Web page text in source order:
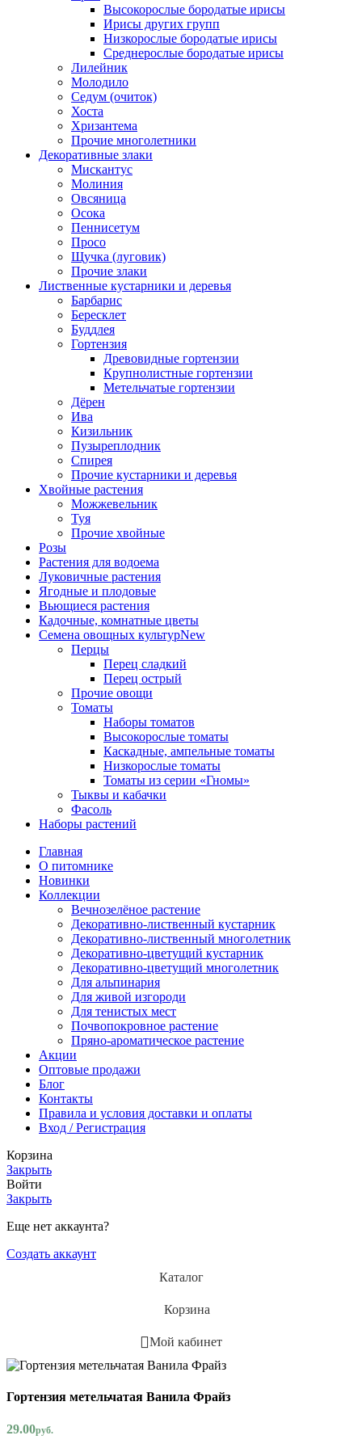
Высокорослые бородатые ирисы
Ирисы других групп
Низкорослые бородатые ирисы
Среднерослые бородатые ирисы
Лилейник
Молодило
Седум (очиток)
Хоста
Хризантема
Прочие многолетники
Декоративные злаки
Мискантус
Молиния
Овсяница
Осока
Пеннисетум
Просо
Щучка (луговик)
Прочие злаки
Лиственные кустарники и деревья
Барбарис
Бересклет
Буддлея
Гортензия
Древовидные гортензии
Крупнолистные гортензии
Метельчатые гортензии
Дёрен
Ива
Кизильник
Пузыреплодник
Спирея
Прочие кустарники и деревья
Хвойные растения
Можжевельник
Туя
Прочие хвойные
Розы
Растения для водоема
Луковичные растения
Ягодные и плодовые
Вьющиеся растения
Кадочные, комнатные цветы
Семена овощных культурNew
Перцы
Перец сладкий
Перец острый
Прочие овощи
Томаты
Наборы томатов
Высокорослые томаты
Каскадные, ампельные томаты
Низкорослые томаты
Томаты из серии «Гномы»
Тыквы и кабачки
Фасоль
Наборы растений
Главная
О питомнике
Новинки
Коллекции
Вечнозелёное растение
Декоративно-лиственный кустарник
Декоративно-лиственный многолетник
Декоративно-цветущий кустарник
Декоративно-цветущий многолетник
Для альпинария
Для живой изгороди
Для тенистых мест
Почвопокровное растение
Пряно-ароматическое растение
Акции
Оптовые продажи
Блог
Контакты
Правила и условия доставки и оплаты
Вход / Регистрация
Корзина
Закрыть
Войти
Закрыть
Еще нет аккаунта?
Создать аккаунт
Каталог
Корзина
Мой кабинет
Гортензия метельчатая Ванила Фрайз
29.00руб.